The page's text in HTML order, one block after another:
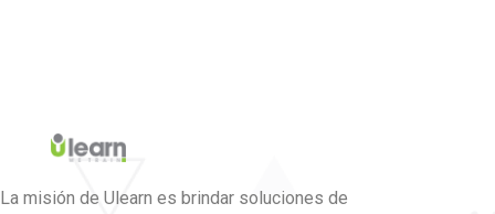
La misión de Ulearn es brindar soluciones de